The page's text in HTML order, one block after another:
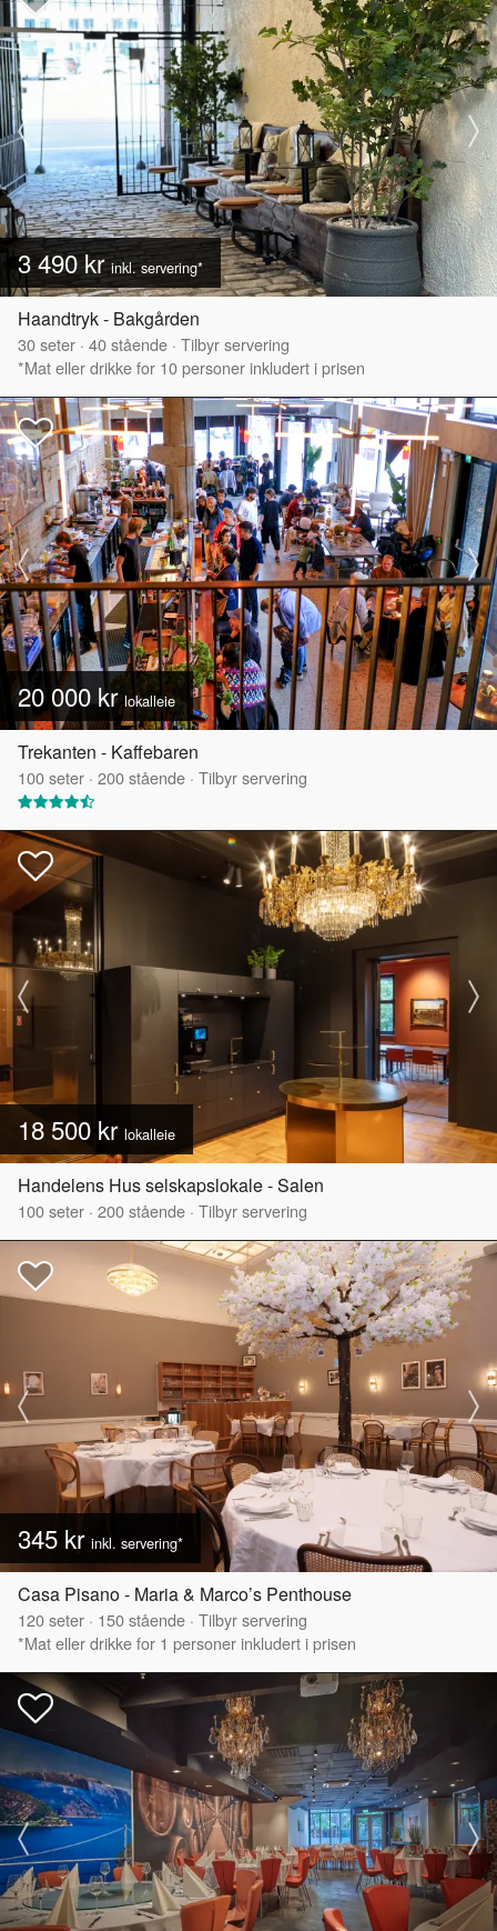
3 490 krinkl. servering*
Haandtryk - Bakgården
30seter · 40stående · Tilbyr servering
*Mat eller drikke for 10 personer inkludert i prisen
20 000 krlokalleie
Trekanten - Kaffebaren
100seter · 200stående · Tilbyr servering
18 500 kr lokalleie
Handelens Hus selskapslokale - Salen
100seter · 200stående · Tilbyr servering
345 kr inkl. servering*
Casa Pisano - Maria & Marco’s Penthouse
120seter · 150stående · Tilbyr servering
*Mat eller drikke for 1 personer inkludert i prisen